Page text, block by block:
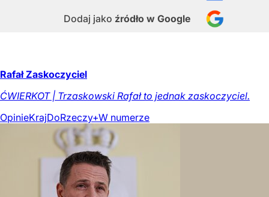
Dodaj jako źródło w Google
Rafał Zaskoczyciel
ĆWIERKOT | Trzaskowski Rafał to jednak zaskoczyciel.
OpinieKrajDoRzeczy+W numerze